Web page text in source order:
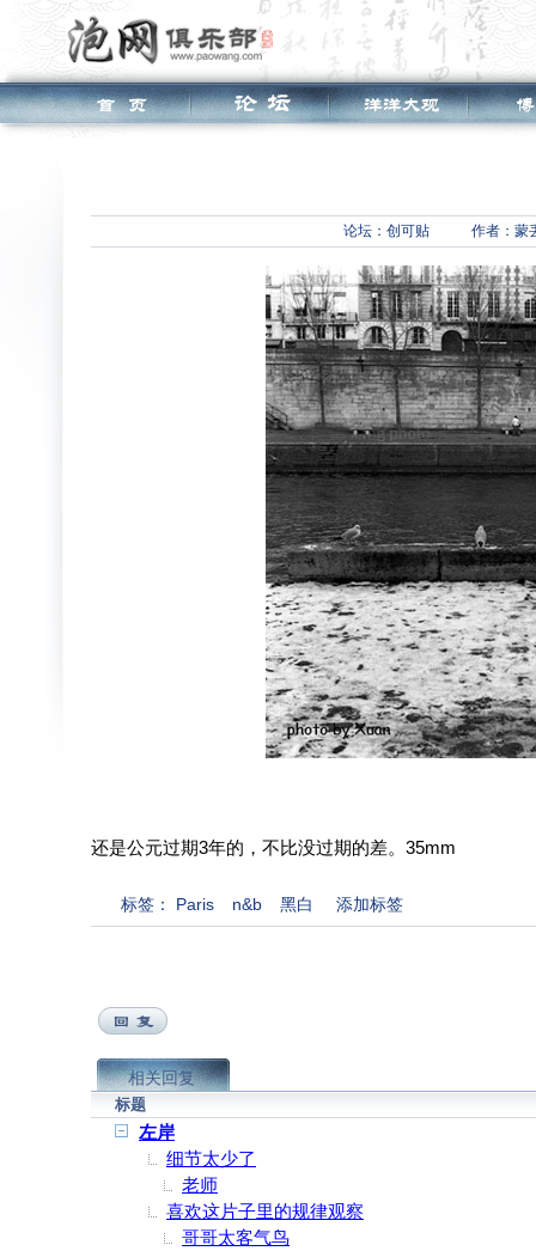
论坛： 创可贴 作者：蒙
还是公元过期3年的，不比没过期的差。35mm
标签： Paris n&b 黑白 添加标签
相关回复
标题
左岸
细节太少了
老师
喜欢这片子里的规律观察
哥哥太客气鸟